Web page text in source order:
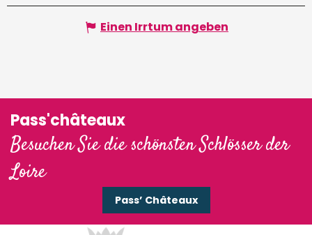
Einen Irrtum angeben
Pass'châteaux
Besuchen Sie die schönsten Schlösser der
Loire
Pass’ Châteaux